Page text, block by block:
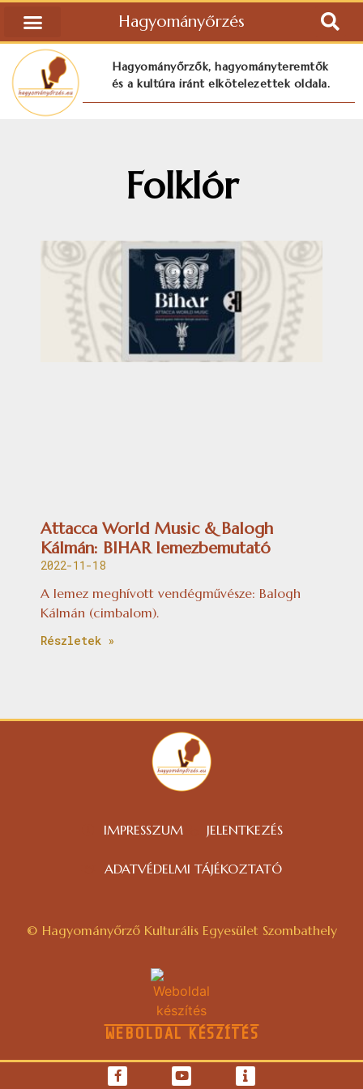
Hagyományőrzés
Hagyományőrzők, hagyományteremtők
és a kultúra iránt elkötelezettek oldala.
Folklór
Attacca World Music & Balogh
Kálmán: BIHAR lemezbemutató
2022-11-18
A lemez meghívott vendégművésze: Balogh
Kálmán (cimbalom).
Részletek »
IMPRESSZUM JELENTKEZÉS
ADATVÉDELMI TÁJÉKOZTATÓ
© Hagyományőrző Kulturális Egyesület Szombathely
WEBOLDAL KÉSZÍTÉS